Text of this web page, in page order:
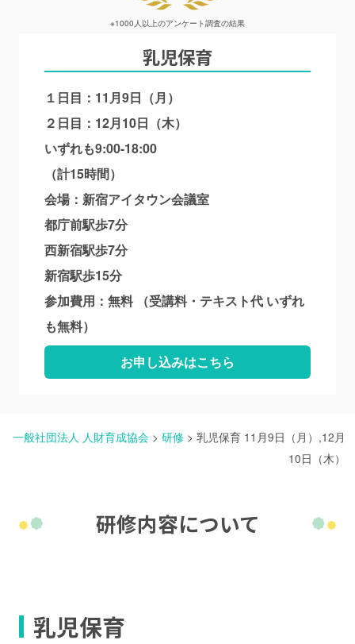
※1000人以上のアンケート調査の結果
乳児保育
１日目：11月9日（月）
２日目：12月10日（木）
いずれも9:00-18:00
（計15時間）
会場：新宿アイタウン会議室
都庁前駅歩7分
西新宿駅歩7分
新宿駅歩15分
参加費用：無料 （受講料・テキスト代 いずれ
も無料）
お申し込みはこちら
一般社団法人 人財育成協会 > 研修 > 乳児保育 11月9日（月）,12月
10日（木）
研修内容について
乳児保育